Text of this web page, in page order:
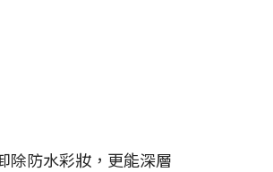
除防水彩妝，更能深層